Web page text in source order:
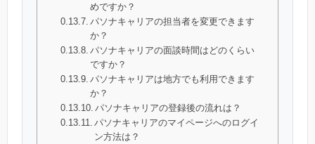
めですか？
パソナキャリアの担当者を変更できます
か？
パソナキャリアの面談時間はどのくらい
ですか？
パソナキャリアは地方でも利用できます
か？
パソナキャリアの登録後の流れは？
パソナキャリアのマイページへのログイ
ン方法は？